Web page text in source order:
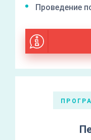
Проведение